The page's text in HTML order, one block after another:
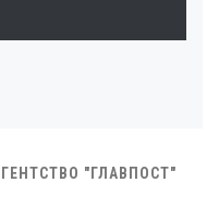
"ГЛАВПОСТ"